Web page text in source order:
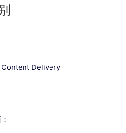
Content Delivery